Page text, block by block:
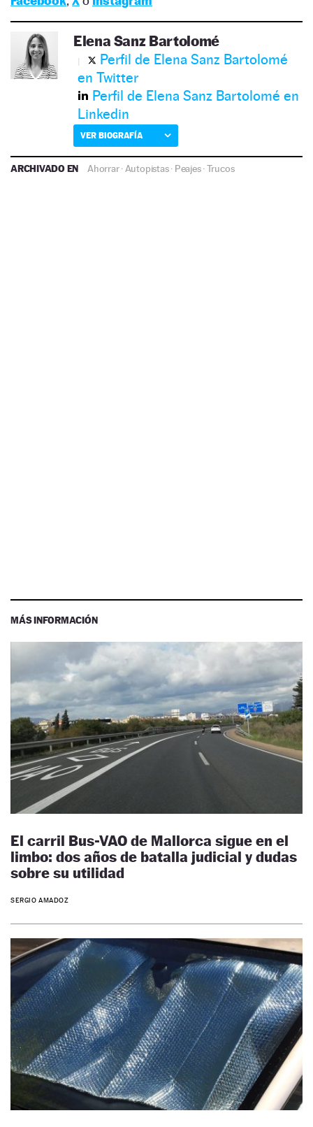
Elena Sanz Bartolomé
Perfil de Elena Sanz Bartolomé
en Twitter
Perfil de Elena Sanz Bartolomé en
Linkedin
VER BIOGRAFÍA
ARCHIVADO EN Ahorrar· Autopistas· Peajes·Trucos
MÁS INFORMACIÓN
El carril Bus-VAO de Mallorca sigue en el
limbo: dos años de batalla judicial y dudas
sobre su utilidad
SERGIO AMADOZ